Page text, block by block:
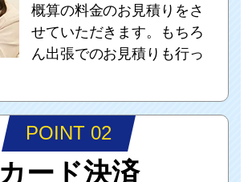
概算の料金のお見積りをさ
せていただきます。もちろ
ん出張でのお見積りも行っ
POINT 02
カード決済